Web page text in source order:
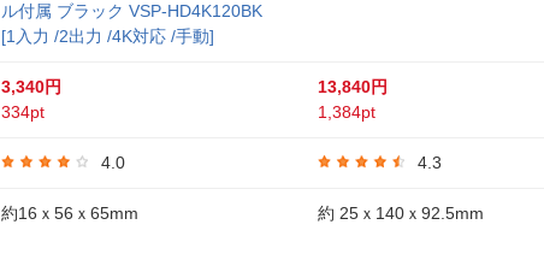
ル付属 ブラック VSP-HD4K120BK
[1入力 /2出力 /4K対応 /手動]
3,340円
334pt
4.0
約16ｘ56ｘ65mm
13,840円
1,384pt
4.3
約 25ｘ140ｘ92.5mm